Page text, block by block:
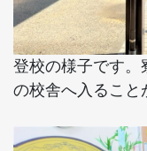
登校の様子です。
の校舎へ入ること